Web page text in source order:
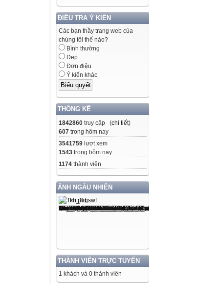
ĐIỀU TRA Ý KIẾN
Các bạn thầy trang web của
chúng tôi thế nào?
Bình thường
Đẹp
Đơn điệu
Ý kiến khác
THỐNG KÊ
1842860 truy cập (chi tiết)
607 trong hôm nay
3541759 lượt xem
1543 trong hôm nay
1174 thành viên
ẢNH NGẪU NHIÊN
THÀNH VIÊN TRỰC TUYẾN
1 khách và 0 thành viên